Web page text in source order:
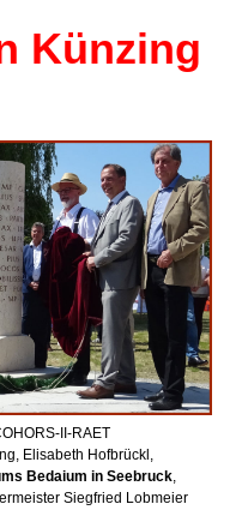
Künzing
II-RAET
Elisabeth Hofbrückl,
Bedaium in Seebruck,
Siegfried Lobmeier